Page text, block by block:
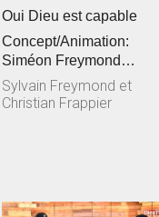
Oui Dieu est capable
Concept/Animation:
Siméon Freymond
Composition: Sylvain
Freymond en collaborat...
Sylvain Freymond et
Christian Frappier